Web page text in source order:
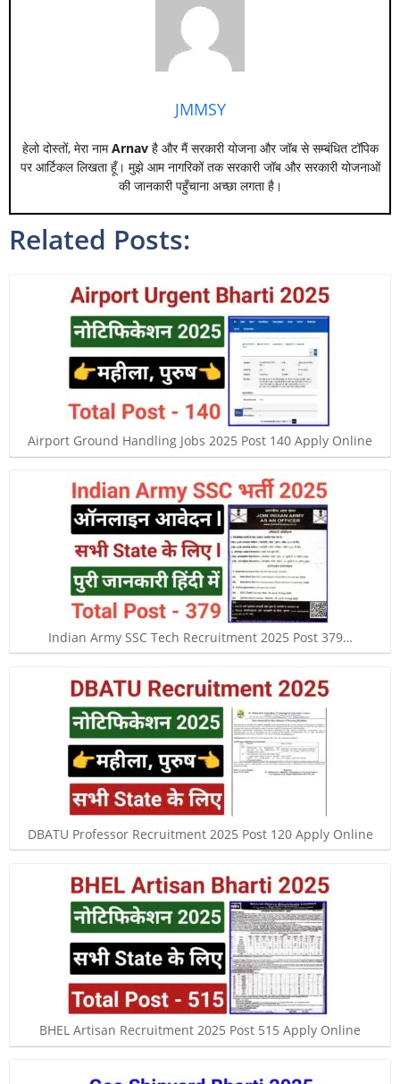
JMMSY
हेलो दोस्तों, मेरा नामArnavहै और मैं सरकारी योजना और जॉब से सम्बंधित टॉपिक
पर आर्टिकल लिखता हूँ। मुझे आम नागरिकों तक सरकारी जॉब और सरकारी योजनाओं
की जानकारी पहुँचाना अच्छा लगता है।
Related Posts:
Airport Ground Handling Jobs 2025 Post 140 Apply Online
Indian Army SSC Tech Recruitment 2025 Post 379…
DBATU Professor Recruitment 2025 Post 120 Apply Online
BHEL Artisan Recruitment 2025 Post 515 Apply Online